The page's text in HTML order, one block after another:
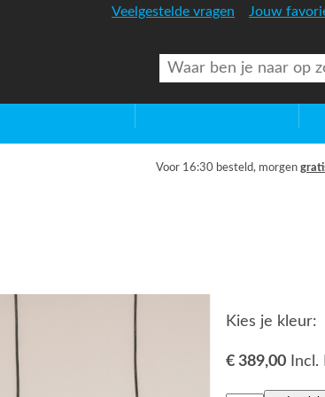
Veelgestelde vragen Jouw
Voor 16:30 besteld, morgen
Kies je kleur:
€ 389,00